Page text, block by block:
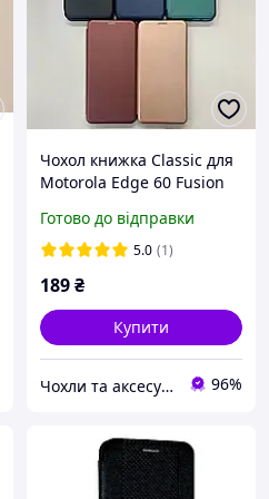
Чохол книжка Classic для
Motorola Edge 60 Fusion
Готово до відправки
5.0 (1)
189₴
Купити
Чохли та аксесуари | Mob4 96%